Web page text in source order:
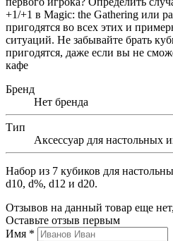
+1/+1 в Magic: the Gathering или
пригодятся во всех этих и
ситуаций. Не забывайте брать
пригодятся, даже если вы не
кафе
Бренд
Нет бренда
Тип
Аксессуар для настольных
Набор из 7 кубиков для
d10, d%, d12 и d20.
Отзывов на данный товар еще
Оставьте отзыв первым
Имя *